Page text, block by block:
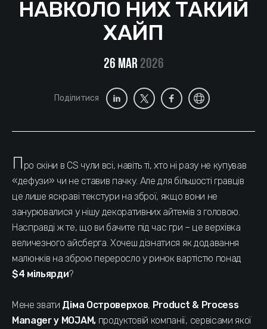
НАВКОЛО НИХ ТАКИЙ
ХАЙП
26 Mar 2026
Поділитися
П ро скіни в CS чули всі, навіть ті, хто ні разу не купував
«дефузи» чи не ставив пачку. Але для більшості гравців
це лише яскраві текстури на зброї, якщо вони не
занурювалися у нішу декоративних айтемів з головою.
Насправді ж те, що ви бачите під час гри – це верхівка
величезного айсберга. Хочеш дізнатися як додавання
малюнків на зброю переросло у ринок вартістю понад
$4 мільярди?
Мене звати Діма Островерхов, Product & Process
Manager у MOJAM,продуктовій компанії, сервісами якої